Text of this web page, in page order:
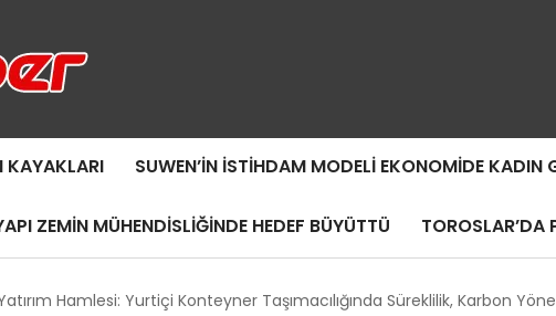
KAYAKLARI SUWEN’IN İSTIHDAM MODELI EKONOMIDE KADIN
ZEMIN MÜHENDISLIĞINDE HEDEF BÜYÜTTÜ TOROSLAR’DA
Hamlesi: Yurtiçi Konteyner Taşımacılığında Süreklilik, Karbon